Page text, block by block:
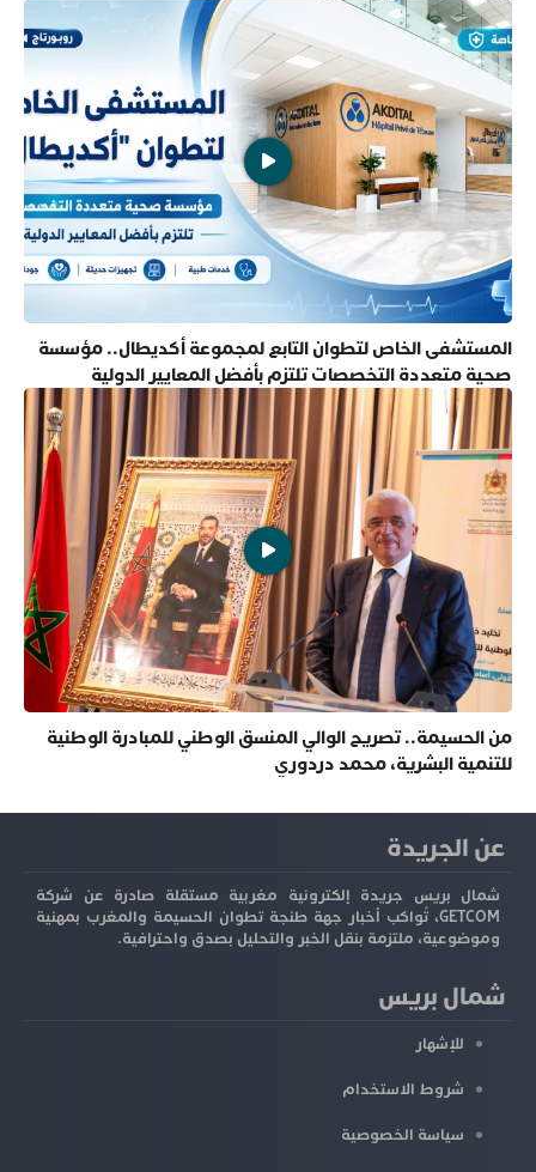
المستشفى الخاص لتطوان التابع لمجموعة أكديطال.. مؤسسة
صحية متعددة التخصصات تلتزم بأفضل المعايير الدولية
من الحسيمة.. تصريح الوالي المنسق الوطني للمبادرة الوطنية
للتنمية البشرية، محمد دردوري
عن الجريدة
شمال بريس جريدة إلكترونية مغربية مستقلة صادرة عن شركة
GETCOM، تُواكب أخبار جهة طنجة تطوان الحسيمة والمغرب بمهنية
وموضوعية، ملتزمة بنقل الخبر والتحليل بصدق واحترافية.
شمال بريس
للإشهار
شروط الاستخدام
سياسة الخصوصية